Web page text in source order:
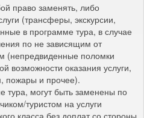
право заменять, либо
(трансферы, экскурсии,
в программе тура, в случае
по не зависящим от
(непредвиденные поломки
возможности оказания услуги,
пожары и прочее).
тура, могут быть заменены по
туристом на услуги
класса без доплат со стороны